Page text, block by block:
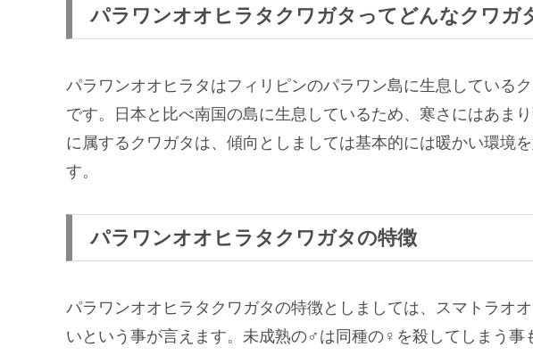
パラワンオオヒラタクワガタってどんなクワガ
パラワンオオヒラタはフィリピンのパラワン島に生息している
です。日本と比べ南国の島に生息しているため、寒さにはあま
に属するクワガタは、傾向としましては基本的には暖かい環境
す。
パラワンオオヒラタクワガタの特徴
パラワンオオヒラタクワガタの特徴としましては、スマトラオ
いという事が言えます。未成熟の♂は同種の♀を殺してしまう事